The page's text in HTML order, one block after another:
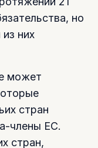
но
них
может
стран
члены ЕС.
стран,